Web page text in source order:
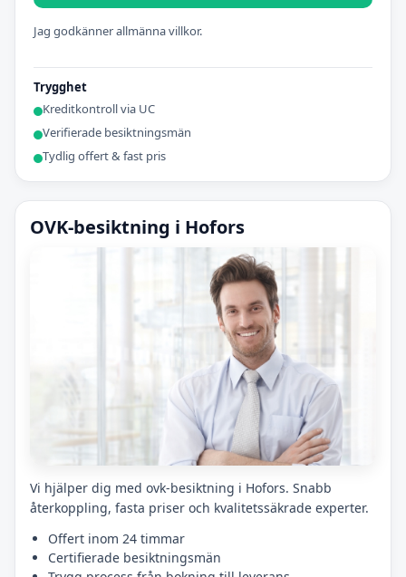
Jag godkänner allmänna villkor.
Trygghet
Kreditkontroll via UC
Verifierade besiktningsmän
Tydlig offert & fast pris
OVK-besiktning i Hofors
Vi hjälper dig med ovk-besiktning i Hofors. Snabb
återkoppling, fasta priser och kvalitetssäkrade experter.
Offert inom 24 timmar
Certifierade besiktningsmän